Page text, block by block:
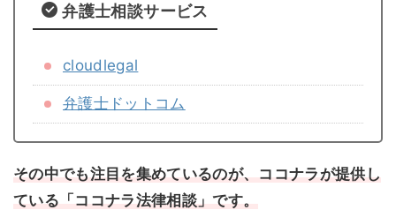
弁護士相談サービス
cloudlegal
弁護士ドットコム
その中でも注目を集めているのが、ココナラが提供し
ている「ココナラ法律相談」です。